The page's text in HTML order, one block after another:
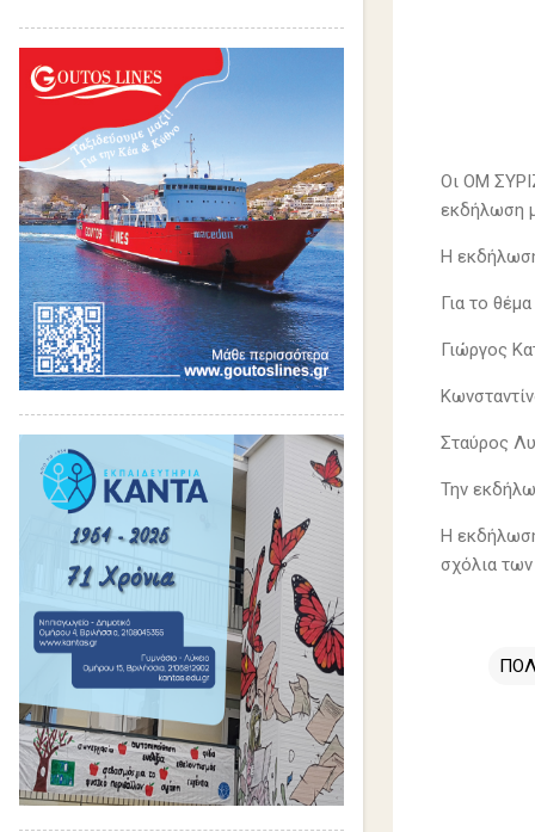
Οι ΟM
εκδήλωση
Η
Για το
Γιώργος
Σταύρος
Την
H
σχόλια